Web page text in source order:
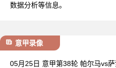
数据分析等信息。
意甲录像
05月25日 意甲第38轮 帕尔马vs